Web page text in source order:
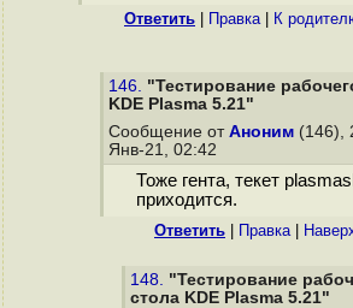
Ответить Правка| К
146. "Тестирование
KDE Plasma 5.21"
Сообщение от Аноним (146),
Янв-21, 02:42
Тоже гента, текет
приходится.
Ответить Правка|
148. "Тестирование
стола KDE Plasma 5.21"